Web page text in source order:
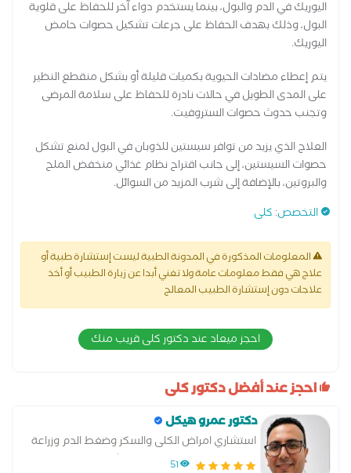
اليوريك في الدم والبول، بينما يستخدم دواء آخر للحفاظ على قلوية
البول، وذلك بهدف الحفاظ على جرعات تشكيل حصوات حامض
اليوريك.
يتم إعطاء مضادات الحيوية بكميات قليلة أو بشكل منقطع النظير
على المدى الطويل في حالات نادرة للحفاظ على سلامة المرضى
وتجنب حدوث حصوات الستروفيت.
العلاج الذي يزيد من توافر سيستين للذوبان في البول لمنع تشكل
حصوات السيستين، إلى جانب اقتراح نظام غذائي منخفض الملح
والبروتين، بالإضافة إلى شرب المزيد من السوائل.
التخصص: كلى
المعلومات المذكورة في المدونة الطبية ليست إستشارة طبية أو
علاج هي فقط معلومات عامة ولا تغني أبدا عن زيارة الطبيب أو أخذ
علاجات دون إستشارة الطبيب المعالج
احجز ميعاد عند دكتور كلى قريب منك
احجز عند أفضل دكتور كلى
دكتور عمرو هيكل
استشاري امراض الكلى والسكر وضغط الدم وزراعة
الكلى كليه الطب جامعه عين شمس
51